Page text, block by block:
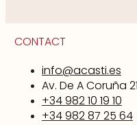
CONTACT
info@acasti.es
Av. De A Coruña
+34 982 10 19 10
+34 982 87 25 64